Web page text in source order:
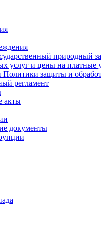
природный
услуг и цены на платные
Политики защиты и
регламент
акты
документы